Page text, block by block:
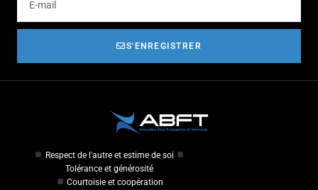
S'ENREGISTRER
Respect de l'autre et estime de soi
Tolérance et générosité
Courtoisie et coopération